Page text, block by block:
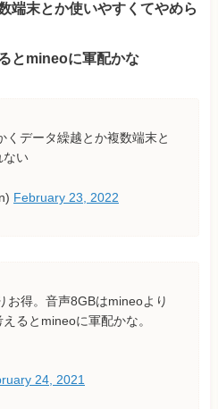
端末とか使いやすくてやめら
とmineoに軍配かな
くデータ繰越とか複数端末と
ない
February 23, 2022
お得。音声8GBはmineoより
るとmineoに軍配かな。
24, 2021